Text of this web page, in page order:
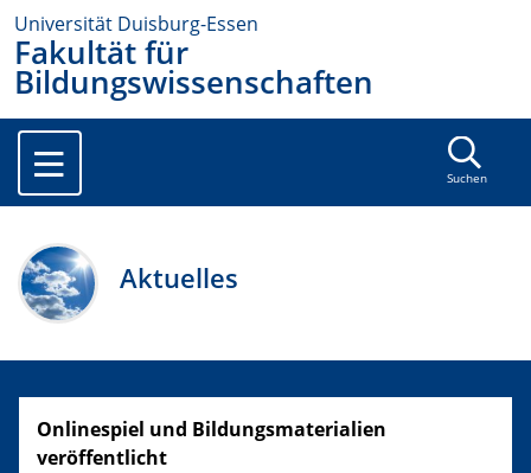
Universität Duisburg-Essen
Fakultät für
Bildungswissenschaften
Suchen
Aktuelles
Onlinespiel und Bildungsmaterialien
veröffentlicht